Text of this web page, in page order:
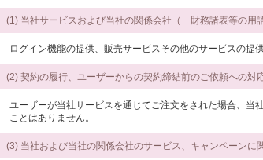
(1) 当社サービスおよび当社の関係会社（「財務諸表等の
ログイン機能の提供、販売サービスその他のサービスの
(2) 契約の履行、ユーザーからの契約締結前のご依頼への対
ユーザーが当社サービスを通じてご注文をされた場合、当
ことはありません。
(3) 当社および当社の関係会社のサービス、キャンペーン